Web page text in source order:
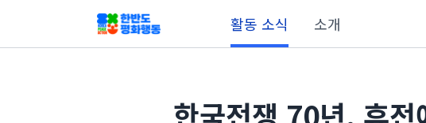
활동 소식 소개
한국전쟁 70년, 휴